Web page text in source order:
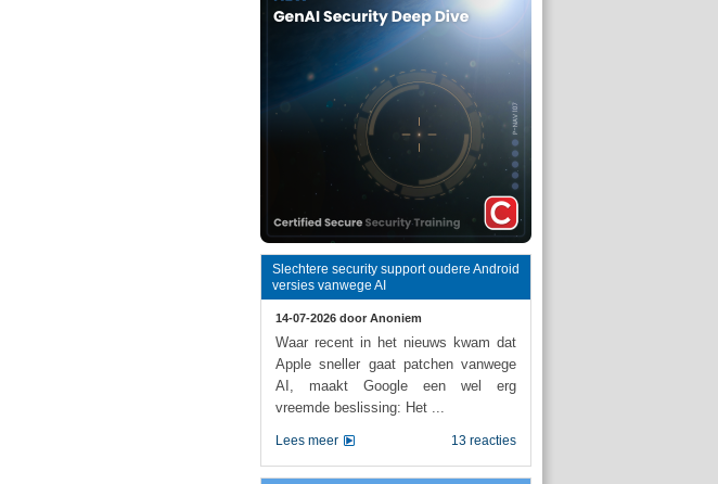
Slechtere security support oudere Android
versies vanwege AI
14-07-2026 door Anoniem
Waar recent in het nieuws kwam dat
Apple sneller gaat patchen vanwege
AI, maakt Google een wel erg
vreemde beslissing: Het ...
13 reacties
Lees meer